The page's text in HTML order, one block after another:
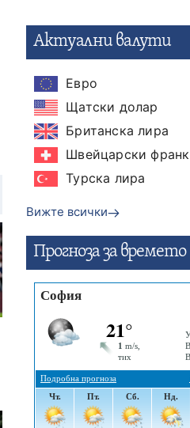
Актуални валути
Евро
Щатски долар
Британска лира
Швейцарски франк
Турска лира
Вижте всички
Прогнозa за времето